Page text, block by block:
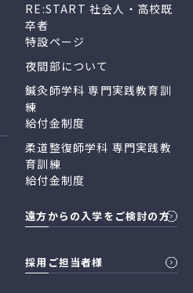
RE:START 社会人・高校既
卒者
特設ページ
夜間部について
鍼灸師学科 専門実践教育訓
練
給付金制度
柔道整復師学科 専門実践教
育訓練
給付金制度
遠方からの入学をご検討の方
採用ご担当者様